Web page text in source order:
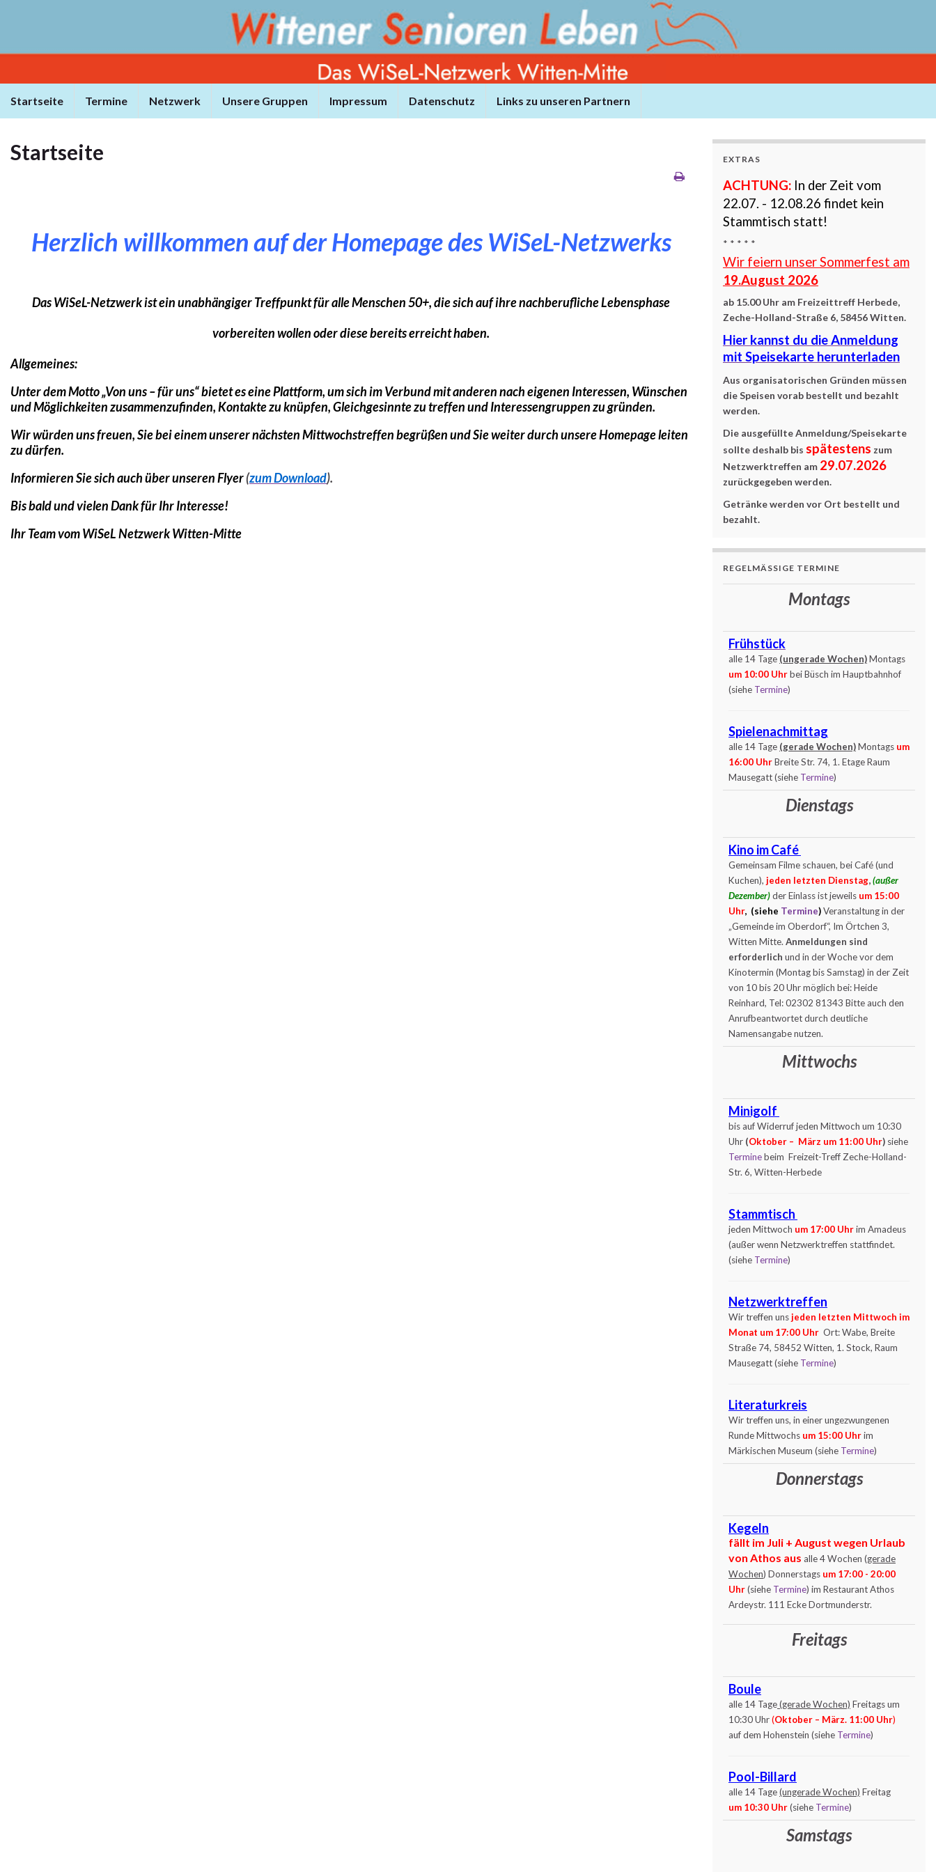
Startseite Termine Netzwerk Unsere Gruppen Impressum Datenschutz Links zu unseren Partnern
Startseite
Herzlich willkommenauf der Homepagedes WiSeL-Netzwerks
Das WiSeL-Netzwerk ist ein unabhängiger Treffpunkt für alle Menschen 50+, die sich auf ihre nachberufliche Lebensphase
vorbereiten wollen oder diese bereits erreicht haben.
Allgemeines:
Unter dem Motto „Von uns – für uns“ bietet es eine Plattform, um sich im Verbund mit anderen nach eigenen Interessen, Wünschen
und Möglichkeiten zusammenzufinden, Kontakte zu knüpfen, Gleichgesinnte zu treffen und Interessengruppen zu gründen.
Wir würden uns freuen, Sie bei einem unserer nächsten Mittwochstreffen begrüßen und Sie weiter durch unsere Homepage leiten
zu dürfen.
Informieren Sie sich auch über unseren Flyer(zum Download).
Bis bald und vielen Dank für Ihr Interesse!
Ihr Team vom WiSeL Netzwerk Witten-Mitte
EXTRAS
ACHTUNG: In der Zeit vom
22.07. - 12.08.26 findet kein
Stammtisch statt!
* * * * *
Wir feiern unser Sommerfest am
19.August 2026
ab 15.00 Uhr am Freizeittreff Herbede,
Zeche-Holland-Straße 6, 58456 Witten.
Hier kannst du die Anmeldung
mit Speisekarte herunterladen
Aus organisatorischen Gründen müssen
die Speisen vorab bestellt und bezahlt
werden.
Die ausgefüllte Anmeldung/Speisekarte
sollte deshalb bis spätestens zum
Netzwerktreffen am 29.07.2026
zurückgegeben werden.
Getränke werden vor Ort bestellt und
bezahlt.
REGELMÄSSIGE TERMINE
Montags
Frühstück
alle 14 Tage (ungerade Wochen)Montags
um 10:00 Uhrbei Büsch im Hauptbahnhof
(siehe Termine)
Spielenachmittag
alle 14 Tage (gerade Wochen)Montags um
16:00 UhrBreite Str. 74, 1. Etage Raum
Mausegatt (siehe Termine)
Dienstags
Kino im Café
Gemeinsam Filme schauen, bei Café (und
Kuchen), jeden letzten Dienstag,(außer
Dezember)der Einlass ist jeweils um 15:00
Uhr, (siehe Termine)Veranstaltung in der
„Gemeinde im Oberdorf“, Im Örtchen 3,
Witten Mitte. Anmeldungen sind
erforderlich und in der Woche vor dem
Kinotermin (Montag bis Samstag) in der Zeit
von 10 bis 20 Uhr möglich bei: Heide
Reinhard, Tel: 02302 81343 Bitte auch den
Anrufbeantwortet durch deutliche
Namensangabe nutzen.
Mittwochs
Minigolf
bis auf Widerruf jeden Mittwoch um 10:30
Uhr (Oktober – März um 11:00 Uhr) siehe
Terminebeim Freizeit-Treff Zeche-Holland-
Str. 6, Witten-Herbede
Stammtisch
jeden Mittwoch um 17:00 Uhrim Amadeus
(außer wenn Netzwerktreffen stattfindet.
(siehe Termine)
Netzwerktreffen
Wir treffen unsjeden letzten Mittwoch im
Monat um 17:00 Uhr Ort: Wabe, Breite
Straße 74, 58452 Witten, 1. Stock, Raum
Mausegatt (siehe Termine)
Literaturkreis
Wir treffen uns, in einer ungezwungenen
Runde Mittwochs um 15:00 Uhrim
Märkischen Museum (siehe Termine)
Donnerstags
Kegeln
fällt im Juli + August wegen Urlaub
von Athos aus alle 4 Wochen (gerade
Wochen) Donnerstags um 17:00 - 20:00
Uhr(siehe Termine) im Restaurant Athos
Ardeystr. 111 Ecke Dortmunderstr.
Freitags
Boule
alle 14 Tage(gerade Wochen) Freitags um
10:30 Uhr(Oktober – März. 11:00 Uhr)
auf dem Hohenstein (siehe Termine)
Pool-Billard
alle 14 Tage(ungerade Wochen) Freitag
um 10:30 Uhr(siehe Termine)
Samstags